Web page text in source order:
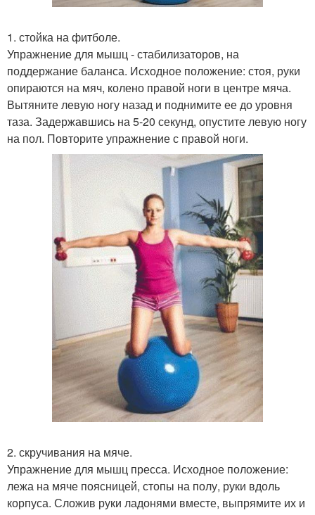
1. стойка на фитболе.
Упражнение для мышц - стабилизаторов, на
поддержание баланса. Исходное положение: стоя, руки
опираются на мяч, колено правой ноги в центре мяча.
Вытяните левую ногу назад и поднимите ее до уровня
таза. Задержавшись на 5-20 секунд, опустите левую ногу
на пол. Повторите упражнение с правой ноги.
2. скручивания на мяче.
Упражнение для мышц пресса. Исходное положение:
лежа на мяче поясницей, стопы на полу, руки вдоль
корпуса. Сложив руки ладонями вместе, выпрямите их и